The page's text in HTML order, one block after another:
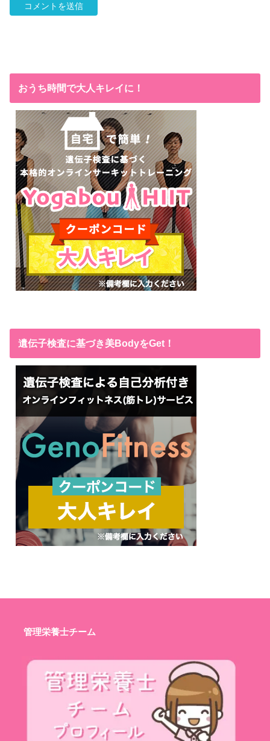
おうち時間で大人キレイに！
遺伝子検査に基づき美BodyをGet！
管理栄養士チーム